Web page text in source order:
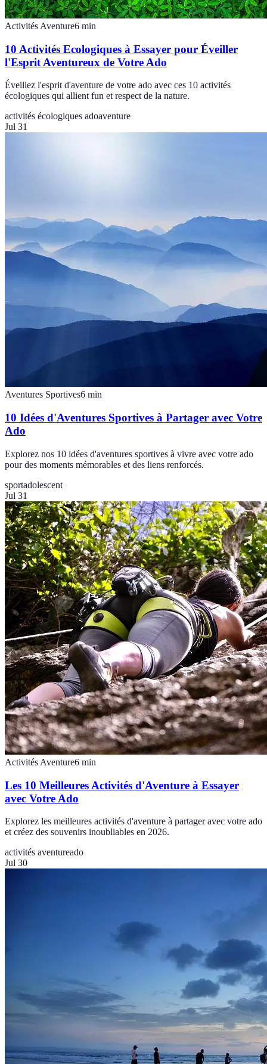
Activités Aventure6 min
10 Activités Ecologiques à Essayer pour Éveiller
l'Esprit Aventureux de Votre Ado
Éveillez l'esprit d'aventure de votre ado avec ces 10 activités
écologiques qui allient fun et respect de la nature.
activités écologiques adoaventure
Jul 31
Aventures Sportives6 min
10 Idées d'Aventures Sportives à Partager avec Votre
Ado
Explorez nos 10 idées d'aventures sportives à vivre avec votre ado
pour des moments mémorables et des liens renforcés.
sportadolescent
Jul 31
Activités Aventure6 min
Les 10 Meilleures Activités d'Aventure à Essayer
avec Votre Ado
Explorez les meilleures activités d'aventure à partager avec votre ado
et créez des souvenirs inoubliables en 2026.
activités aventureado
Jul 30